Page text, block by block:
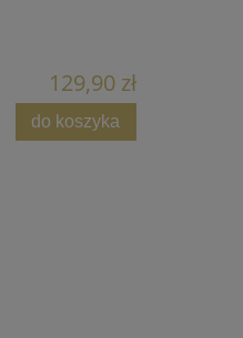
129,90 zł
do koszyka